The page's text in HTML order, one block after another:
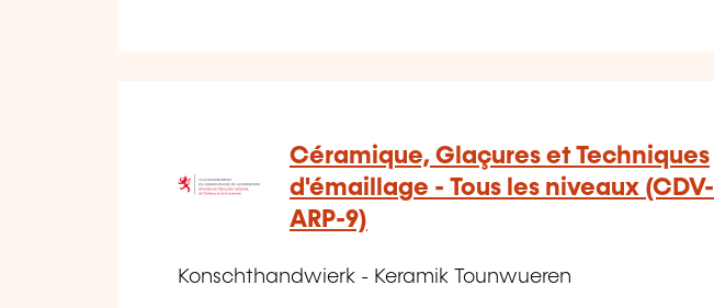
Céramique, Glaçures et Techniques
d'émaillage - Tous les niveaux (CDV-
ARP-9)
Konschthandwierk - Keramik Tounwueren